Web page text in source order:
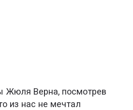
Жюля Верна, посмотрев
из нас не мечтал